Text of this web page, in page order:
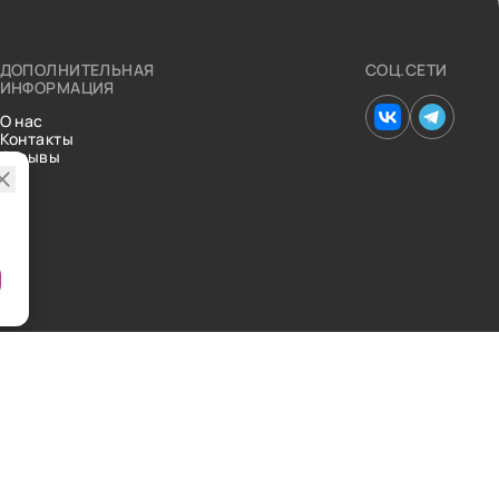
ДОПОЛНИТЕЛЬНАЯ
ИНФОРМАЦИЯ
О нас
Контакты
Отзывы
СОЦ.СЕТИ